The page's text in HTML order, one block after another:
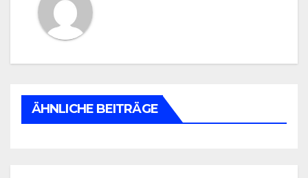
ÄHNLICHE BEITRÄGE